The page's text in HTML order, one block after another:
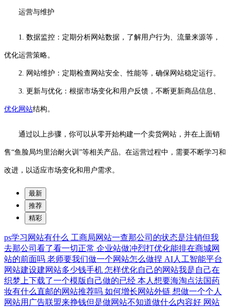
运营与维护
1. 数据监控：定期分析网站数据，了解用户行为、流量来源等，
优化运营策略。
2. 网站维护：定期检查网站安全、性能等，确保网站稳定运行。
3. 更新与优化：根据市场变化和用户反馈，不断更新商品信息、
优化网站结构。
通过以上步骤，你可以从零开始构建一个卖货网站，并在上面销
售“鱼脸局均里治耐火训”等相关产品。在运营过程中，需要不断学习和
改进，以适应市场变化和用户需求。
最新
推荐
精彩
ps学习网站有什么 工商局网站一查那公司的状态是注销但我
去那公司看了看一切正常 企业站做冲烈打优化能排在商城网
站的前面吗 老师要我们做一个网站怎么做捏 AI人工智能平台
网站建设建网站多少钱手机 怎样优化自己的网站我是自己在
织梦上下载了一个模版自己做的已经 本人想要海淘点法国药
妆有什么直邮的网站推荐吗 如何增长网站外链 想做一个个人
网站用广告联盟来挣钱但是做网站不知道做什么内容好 网站